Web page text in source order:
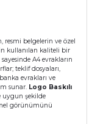
resmi belgelerin ve özel
kullanılan kaliteli bir
A4 evrakların
teklif dosyaları,
evrakları ve
sunar. Logo Baskılı
uygun şekilde
görünümünü